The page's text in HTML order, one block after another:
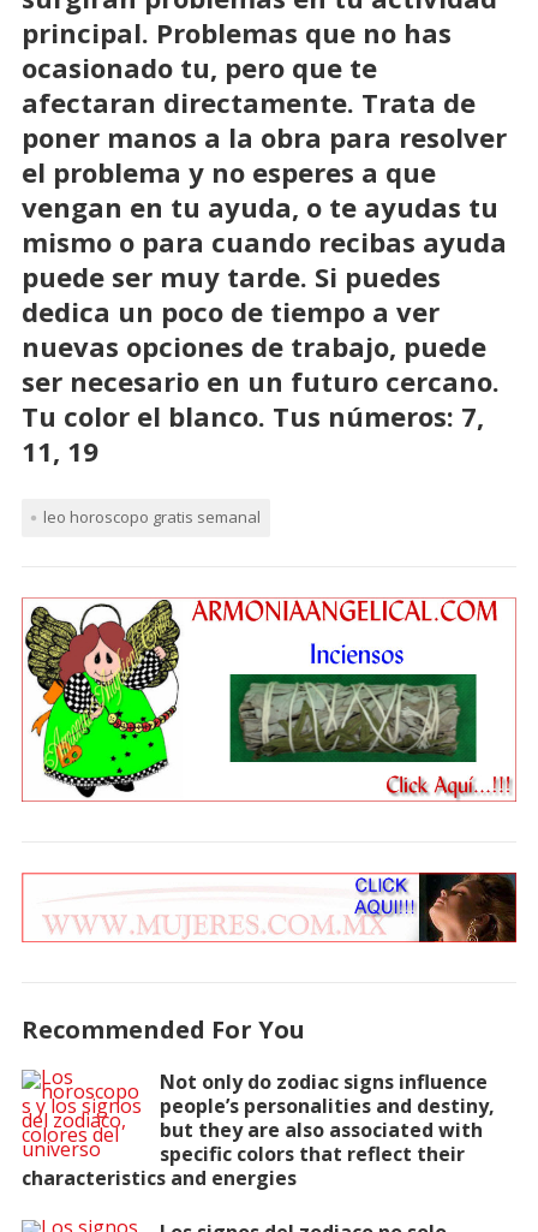
principal. Problemas que no has
ocasionado tu, pero que te
afectaran directamente. Trata de
poner manos a la obra para resolver
el problema y no esperes a que
vengan en tu ayuda, o te ayudas tu
mismo o para cuando recibas ayuda
puede ser muy tarde. Si puedes
dedica un poco de tiempo a ver
nuevas opciones de trabajo, puede
ser necesario en un futuro cercano.
Tu color el blanco. Tus números: 7,
11, 19
leo horoscopo gratis semanal
Recommended For You
Not only do zodiac signs influence
people’s personalities and destiny,
but they are also associated with
specific colors that reflect their
characteristics and energies